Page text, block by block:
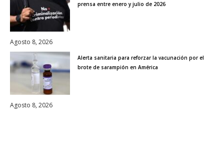
prensa entre enero y julio de 2026
Agosto 8, 2026
Alerta sanitaria para reforzar la vacunación por el
brote de sarampión en América
Agosto 8, 2026